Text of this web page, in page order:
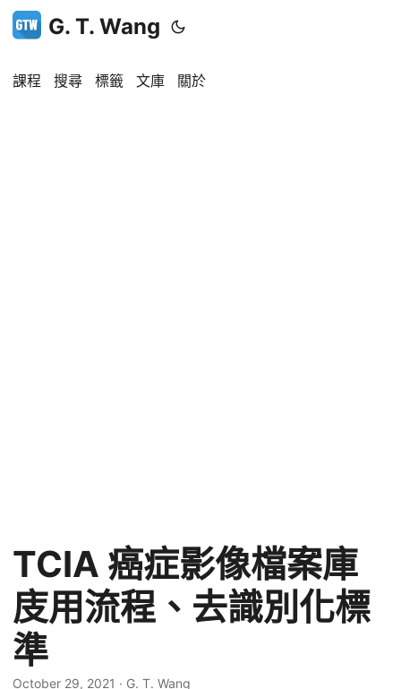
G. T. Wang
課程 搜尋 標籤 文庫 關於
TCIA 癌症影像檔案庫
庋用流程、去識別化標
準
October 29, 2021 · G. T. Wang